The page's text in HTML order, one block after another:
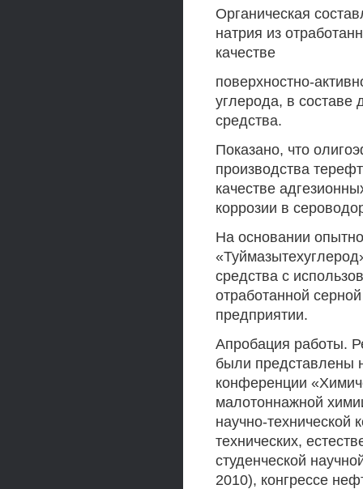
Органическая
натрия из
качестве
поверхностно-
углерода, в составе
средства.
Показано, что
производства
качестве
коррозии в
На основании
средства с
отработанной
предприятии.
Апробация работы.
были представлены
конференции
малотоннажной
научно-
технических,
студенческой
2010), конгрессе